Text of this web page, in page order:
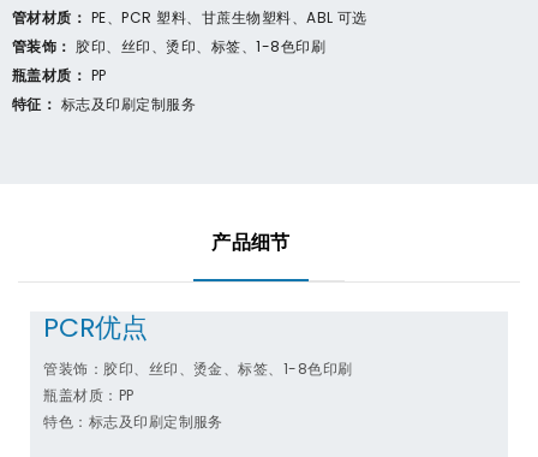
管材材质： PE、PCR 塑料、甘蔗生物塑料、ABL 可选
管装饰： 胶印、丝印、烫印、标签、1-8色印刷
瓶盖材质： PP
特征： 标志及印刷定制服务
产品细节
PCR优点
管装饰：胶印、丝印、烫金、标签、1-8色印刷
瓶盖材质：PP
特色：标志及印刷定制服务